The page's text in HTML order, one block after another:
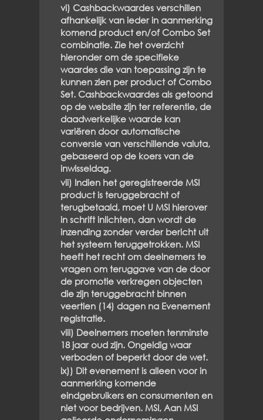
vi) Cashbackwaardes verschillen
afhankelijk van ieder in aanmerking
komend product en/of Combo Set
combinatie. Zie het overzicht
hieronder om de specifieke
waardes die van toepassing zijn te
kunnen zien per product of Combo
Set. Cashbackwaardes als getoond
op de website zijn ter referentie, de
daadwerkelijke waarde kan
variëren door automatische
conversie van verschillende valuta,
gebaseerd op de koers van de
inwisseldag.
vii) Indien het geregistreerde MSI
product is teruggebracht of
terugbetaald, moet U MSI hierover
in schrift inlichten, dan wordt de
inzending zonder verder bericht uit
het systeem teruggetrokken. MSI
heeft het recht om deelnemers te
vragen om teruggave van de door
de promotie verkregen objecten
die zijn teruggebracht binnen
veertien (14) dagen na Evenement
registratie.
viii) Deelnemers moeten tenminste
18 jaar oud zijn. Ongeldig waar
verboden of beperkt door de wet.
ix)) Dit evenement is alleen voor in
aanmerking komende
eindgebruikers en consumenten en
niet voor bedrijven. MSI, Aan MSI